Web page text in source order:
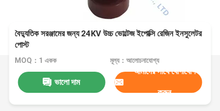
বৈদ্যুতিক সরঞ্জামের জন্য 24KV উচ্চ ভোল্টেজ ইপোক্সি রেজিন ইনসুলেটর
পোস্ট
MOQ：1 একক মূল্য：আলোচনাযোগ্য
ভালো দাম
আমাদের সাথে যোগাযোগ
করুন